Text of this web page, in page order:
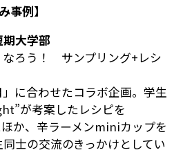
事例】
大学部
なろう！ サンプリング+レシ
」に合わせたコラボ企画。学生
が考案したレシピを
か、辛ラーメンminiカップを
士の交流のきっかけとしてい